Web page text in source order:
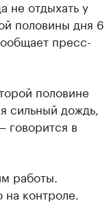
не отдыхать у
половины дня 6
пресс-
половине
сильный дождь,
говорится в
работы.
контроле.